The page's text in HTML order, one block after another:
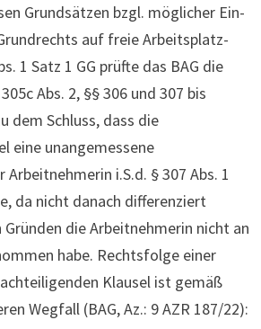
Grundsätzen bzgl. möglicher Ein­
auf freie Arbeits­platz­
1 Satz 1 GG prüfte das BAG die
Abs. 2, §§ 306 und 307 bis
dem Schluss, dass die
eine unan­ge­mes­sene
i.S.d. § 307 Abs. 1
da nicht danach differenziert
die Arbeitnehmerin nicht an
habe. Rechtsfolge einer
Klausel ist gemäß
Wegfall (BAG, Az.: 9 AZR 187/22):